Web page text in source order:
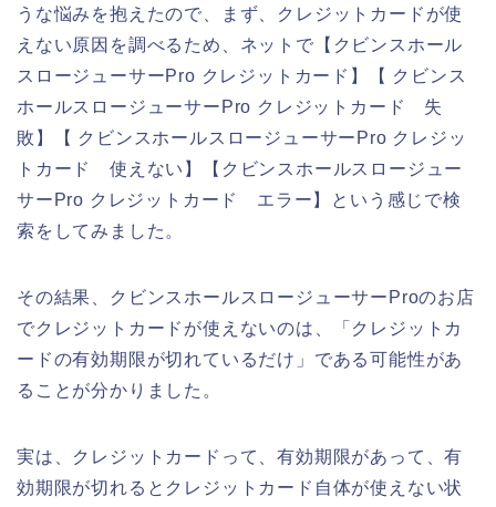
うな悩みを抱えたので、まず、クレジットカードが使
えない原因を調べるため、ネットで【クビンスホール
スロージューサーPro クレジットカード】【 クビンス
ホールスロージューサーPro クレジットカード 失
敗】【 クビンスホールスロージューサーPro クレジッ
トカード 使えない】【クビンスホールスロージュー
サーPro クレジットカード エラー】という感じで検
索をしてみました。
その結果、クビンスホールスロージューサーProのお店
でクレジットカードが使えないのは、「クレジットカ
ードの有効期限が切れているだけ」である可能性があ
ることが分かりました。
実は、クレジットカードって、有効期限があって、有
効期限が切れるとクレジットカード自体が使えない状